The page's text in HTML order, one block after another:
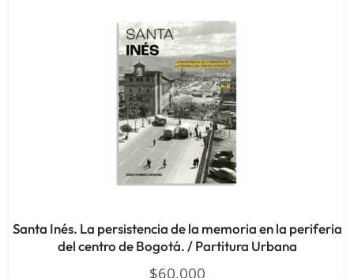
Santa Inés. La persistencia de la memoria en la periferia
del centro de Bogotá. / Partitura Urbana
$60,000